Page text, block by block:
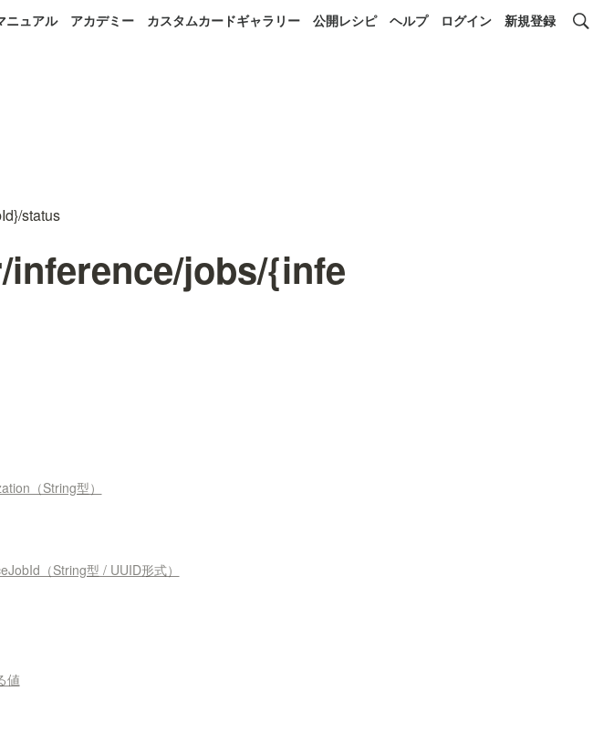
ニュアル アカデミー カスタムカードギャラリー 公開レシピ ヘルプ ログイン 新規登録
status
jobs/{infe
（String型）
（String型 / UUID形式）
値